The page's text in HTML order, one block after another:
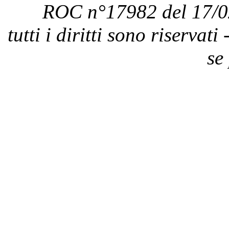
ROC n°17982 del 17/
tutti i diritti sono riservati